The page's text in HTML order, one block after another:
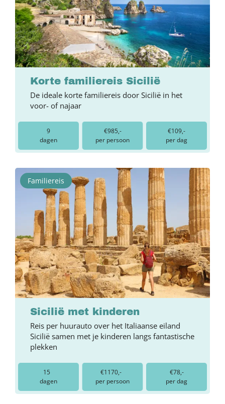
Korte familiereis Sicilië
De ideale korte familiereis door Sicilië in het
voor- of najaar
9
dagen
€985,-
per persoon
€109,-
per dag
Familiereis
Sicilië met kinderen
Reis per huurauto over het Italiaanse eiland
Sicilië samen met je kinderen langs fantastische
plekken
15
dagen
€1170,-
per persoon
€78,-
per dag